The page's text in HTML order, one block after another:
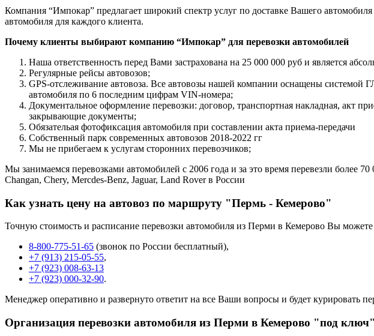
Компания “Импокар” предлагает широкий спектр услуг по доставке Вашего
автомобиля для каждого клиента.
Почему клиенты выбирают компанию “Импокар” для перевозки автомобилей
Наша ответственность перед Вами застрахована на 25 000 000 руб и является
Регулярные рейсы автовозов;
GPS-отслеживание автовоза. Все автовозы нашей компании оснащены
автомобиля по 6 последним цифрам VIN-номера;
Документальное оформление перевозки: договор, транспортная накладная, акт
закрывающие документы;
Обязательая фотофиксация автомобиля при составлении акта приема-передачи
Собственный парк современных автовозов 2018-2022 гг
Мы не прибегаем к услугам сторонних перевозчиков;
Мы занимаемся перевозками автомобилей с 2006 года и за это время перевезли более
Changan, Chery, Mercdes-Benz, Jaguar, Land Rover в России
Как узнать цену на автовоз по маршруту "Пермь - Кемерово"
Точную стоимость и расписание перевозки автомобиля из Перми в Кемерово Вы
8-800-775-51-65 (звонок по России бесплатный),
+7 (913) 215-05-55,
+7 (923) 008-63-13
+7 (923) 000-32-90.
Менеджер оперативно и развернуто ответит на все Ваши вопросы и будет курировать
Организация перевозки автомобиля из Перми в Кемерово "под ключ"